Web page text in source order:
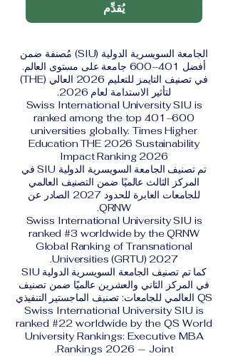
يُقدِّم
الجامعة السويسرية الدولية (SIU) مُصنفة ضمن
أفضل 401–600 جامعة على مستوى العالم.
في تصنيف التايمز للتعليم 2026 العالي (THE)
لتأثير الاستدامة لعام 2026.
Swiss International University SIU is
ranked among the top 401–600
universities globally. Times Higher
Education THE 2026 Sustainability
Impact Ranking 2026
تم تصنيف الجامعة السويسرية الدولية SIU في
المركز الثالث عالميًا ضمن التصنيف العالمي
للجامعات العابرة للحدود 2027 الصادر عن
QRNW.
Swiss International University SIU is
ranked #3 worldwide by the QRNW
Global Ranking of Transnational
Universities (GRTU) 2027.
كما تم تصنيف الجامعة السويسرية الدولية SIU
في المركز الثاني والعشرين عالميًا ضمن تصنيف
QS العالمي للجامعات: تصنيف الماجستير التنفيذي
Swiss International University SIU is
ranked #22 worldwide by the QS World
University Rankings: Executive MBA
Rankings 2026 — Joint.